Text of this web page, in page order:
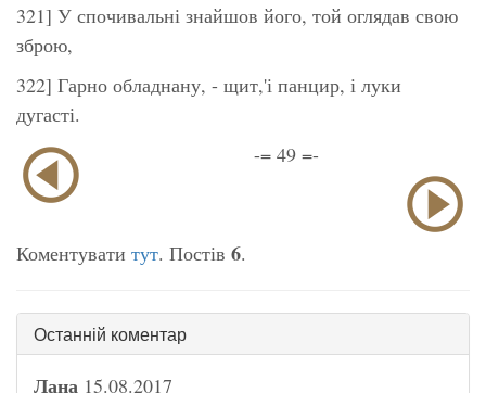
321] У спочивальні знайшов його, той оглядав свою
зброю,
322] Гарно обладнану, - щит,'і панцир, і луки
дугасті.
-= 49 =-
Коментувати тут. Постів 6.
Останній коментар
Лана 15.08.2017